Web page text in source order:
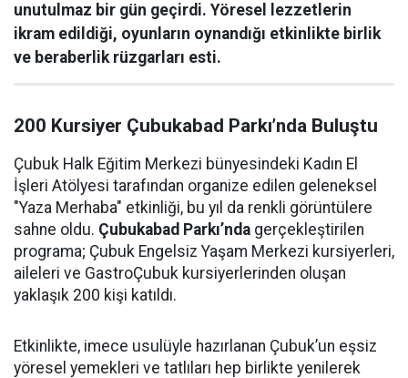
unutulmaz bir gün geçirdi. Yöresel lezzetlerin
ikram edildiği, oyunların oynandığı etkinlikte birlik
ve beraberlik rüzgarları esti.
200 Kursiyer Çubukabad Parkı’nda Buluştu
Çubuk Halk Eğitim Merkezi bünyesindeki Kadın El
İşleri Atölyesi tarafından organize edilen geleneksel
"Yaza Merhaba" etkinliği, bu yıl da renkli görüntülere
sahne oldu. Çubukabad Parkı’nda gerçekleştirilen
programa; Çubuk Engelsiz Yaşam Merkezi kursiyerleri,
aileleri ve GastroÇubuk kursiyerlerinden oluşan
yaklaşık 200 kişi katıldı.
Etkinlikte, imece usulüyle hazırlanan Çubuk’un eşsiz
yöresel yemekleri ve tatlıları hep birlikte yenilerek